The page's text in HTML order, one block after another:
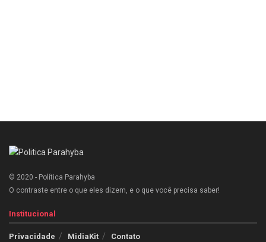
© 2020 - Política Parahyba
O contraste entre o que eles dizem, e o que você precisa saber!
Institucional
Privacidade MidiaKit Contato